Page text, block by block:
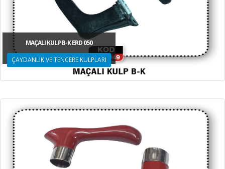
MAÇALI KULP B-K ERD 050
ÇAYDANLIK VE TENCERE KULPLARI